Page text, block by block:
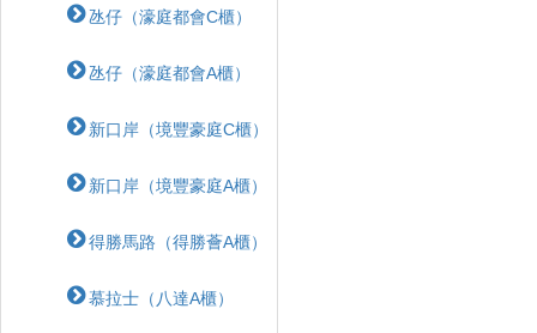
氹仔（濠庭都會C櫃）
氹仔（濠庭都會A櫃）
新口岸（境豐豪庭C櫃）
新口岸（境豐豪庭A櫃）
得勝馬路（得勝薈A櫃）
慕拉士（八達A櫃）